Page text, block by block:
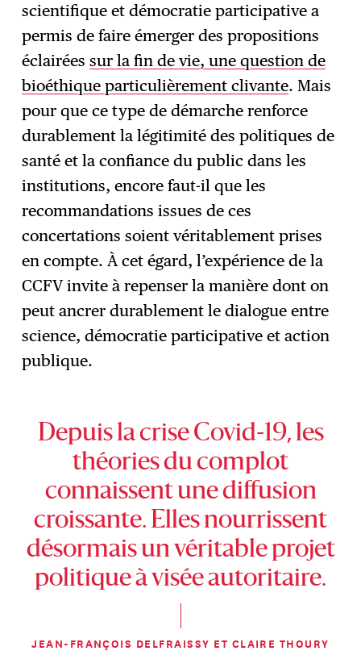
scientifique et démocratie participative a
permis de faire émerger des propositions
éclairéessur la fin de vie, une question de
bioéthique particulièrement clivante. Mais
pour que ce type de démarche renforce
durablement la légitimité des politiques de
santé et la confiance du public dans les
institutions, encore faut-il que les
recommandations issues de ces
concertations soient véritablement prises
en compte. À cet égard, l’expérience de la
CCFV invite à repenser la manière dont on
peut ancrer durablement le dialogue entre
science, démocratie participative et action
publique.
Depuis la crise Covid-19, les
théories du complot
connaissent une diffusion
croissante. Elles nourrissent
désormais un véritable projet
politique à visée autoritaire.
JEAN-FRANÇOIS DELFRAISSY ET CLAIRE THOURY